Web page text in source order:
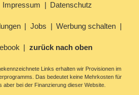
Impressum Datenschutz
Jobs Werbung schalten
zurück nach oben
Links erhalten wir Provisionen im
Das bedeutet keine Mehrkosten für
aber bei der Finanzierung dieser Website.